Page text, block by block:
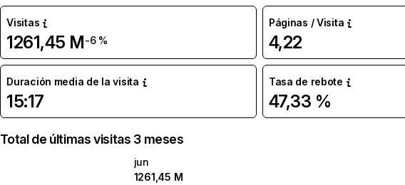
Visitas
1261,45 M-6 %
Páginas / Visita
4,22
Duración media de la visita
15:17
Tasa de rebote
47,33 %
Total de últimas visitas 3 meses
jun
1261,45 M